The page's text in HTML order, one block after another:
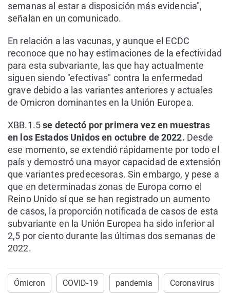
semanas al estar a disposición más evidencia",
señalan en un comunicado.
En relación a las vacunas, y aunque el ECDC
reconoce que no hay estimaciones de la efectividad
para esta subvariante, las que hay actualmente
siguen siendo "efectivas" contra la enfermedad
grave debido a las variantes anteriores y actuales
de Omicron dominantes en la Unión Europea.
XBB.1.5se detectó por primera vez en muestras
en los Estados Unidos en octubre de 2022. Desde
ese momento, se extendió rápidamente por todo el
país y demostró una mayor capacidad de extensión
que variantes predecesoras. Sin embargo, y pese a
que en determinadas zonas de Europa como el
Reino Unido sí que se han registrado un aumento
de casos, la proporción notificada de casos de esta
subvariante en la Unión Europea ha sido inferior al
2,5 por ciento durante las últimas dos semanas de
2022.
Ómicron COVID-19 pandemia Coronavirus